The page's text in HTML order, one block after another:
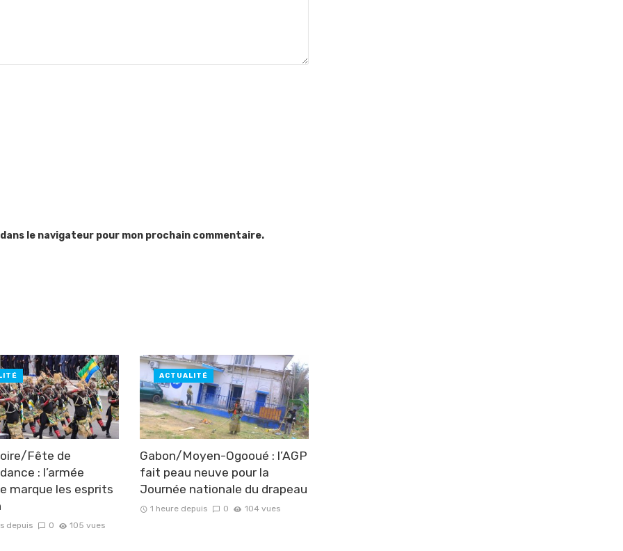
le navigateur pour mon prochain commentaire.
Fête de
: l’armée
marque les esprits
depuis 0 105 vues
Gabon/Moyen-Ogooué : l’AGP
fait peau neuve pour la
Journée nationale du drapeau
1 heure depuis 0 104 vues
ACTUALITÉ